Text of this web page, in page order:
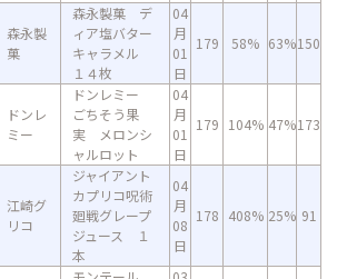
森永製
菓
森永製菓 デ
ィア塩バター
キャラメル
１４枚
04
月
01
日
179 58% 63%150
ドンレ
ミー
ドンレミー
ごちそう果
実 メロンシ
ャルロット
04
月
01
日
179 104% 47%173
江崎グ
リコ
ジャイアント
カプリコ呪術
廻戦グレープ
ジュース １
本
04
月
08
日
178 408% 25% 91